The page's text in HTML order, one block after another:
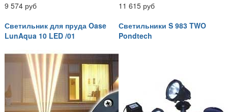
9 574 руб
11 615 руб
Светильник для пруда Oase
LunAqua 10 LED /01
Светильники S 983 TWO
Pondtech